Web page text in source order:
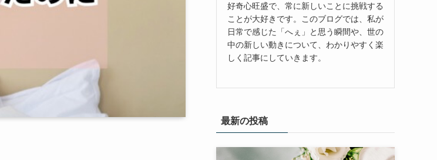
好奇心旺盛で、常に新しいことに挑戦する
ことが大好きです。このブログでは、私が
日常で感じた「へぇ」と思う瞬間や、世の
中の新しい動きについて、わかりやすく楽
しく記事にしていきます。
最新の投稿